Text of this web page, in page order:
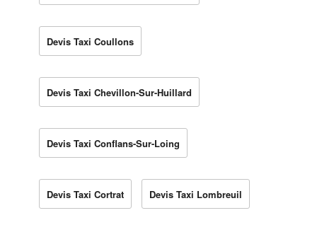
Devis Taxi Coullons
Devis Taxi Chevillon-Sur-Huillard
Devis Taxi Conflans-Sur-Loing
Devis Taxi Cortrat Devis Taxi Lombreuil